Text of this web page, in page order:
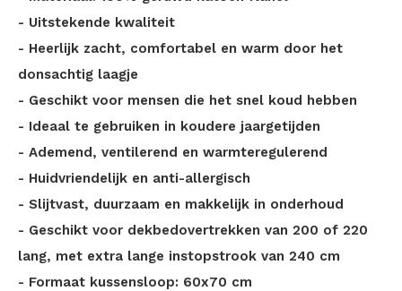
- Uitstekende kwaliteit
- Heerlijk zacht, comfortabel en warm door het
donsachtig laagje
- Geschikt voor mensen die het snel koud hebben
- Ideaal te gebruiken in koudere jaargetijden
- Ademend, ventilerend en warmteregulerend
- Huidvriendelijk en anti-allergisch
- Slijtvast, duurzaam en makkelijk in onderhoud
- Geschikt voor dekbedovertrekken van 200 of 220
lang, met extra lange instopstrook van 240 cm
- Formaat kussensloop: 60x70 cm